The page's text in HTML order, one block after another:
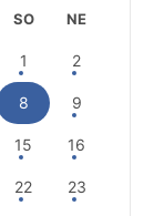
SO NE
1 2
8 9
15 16
22 23